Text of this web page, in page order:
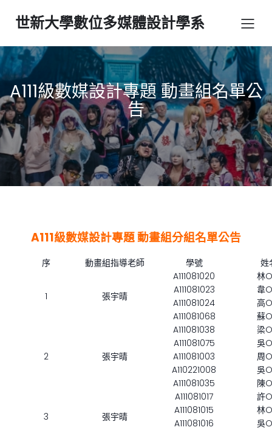
世新大學數位多媒體設計學系
A111級數媒設計專題 動畫組名單公
告
A111級數媒設計專題 動畫組分組名單公告
序 動畫組指導老師 學號 姓
1 張宇晴
A111081020
林
A111081023
韋
A111081024
高
A111081068
蘇
2 張宇晴
A111081038
梁
A111081075
吳
A111081003
周
A110221008
吳
A111081035
陳
3 張宇晴
A111081017
許
A111081015
林
A111081016
吳